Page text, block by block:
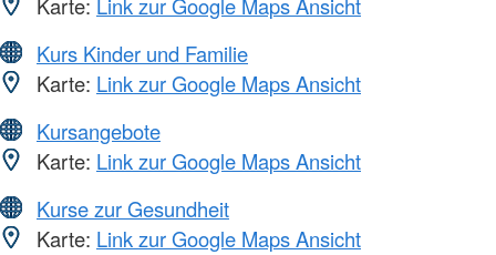
Kurs Kinder und Familie
Karte: Link zur Google Maps Ansicht
Kursangebote
Karte: Link zur Google Maps Ansicht
Kurse zur Gesundheit
Karte: Link zur Google Maps Ansicht